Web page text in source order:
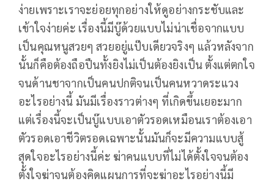
ง่ายเพราะเราจะย่อยทุกอย่างให้ดูอย่างกระชับและ
เข้าใจง่ายค่ะ เรื่องนี้มีบู๊ด้วยแบบไม่น่าเชื่อจากแบบ
เป็นคุณหนูสวยๆ สวยอยู่แป๊บเดียวจริงๆ แล้วหลังจาก
นั้นก็คือต้องถือปืนทั้งยิงไม่เป็นต้องยิงเป็น ตั้งแต่ตกใจ
จนด้านชาจากเป็นคนปกติจนเป็นคนหวาดระแวง
อะไรอย่างนี้ มันมีเรื่องราวต่างๆ ที่เกิดขึ้นเยอะมาก
แต่เรื่องนี้จะเป็นบู๊แบบเอาตัวรอดเหมือนเราต้องเอา
ตัวรอดเอาชีวิตรอดเฉพาะนั้นมันก็จะมีความแบบสู้
สุดใจอะไรอย่างนี้ค่ะ ฆ่าคนแบบที่ไม่ได้ตั้งใจจนต้อง
ตั้งใจฆ่าจนต้องคิดแผนการที่จะฆ่าอะไรอย่างนี้มี